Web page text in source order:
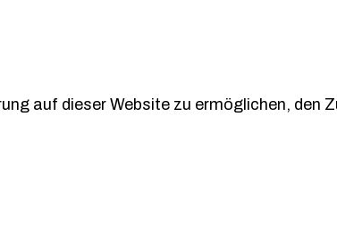
auf dieser Website zu ermöglichen, den